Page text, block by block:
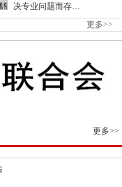
企业经济运行情况
补政策的通知
决专业问题而存…
更多>>
更多>>